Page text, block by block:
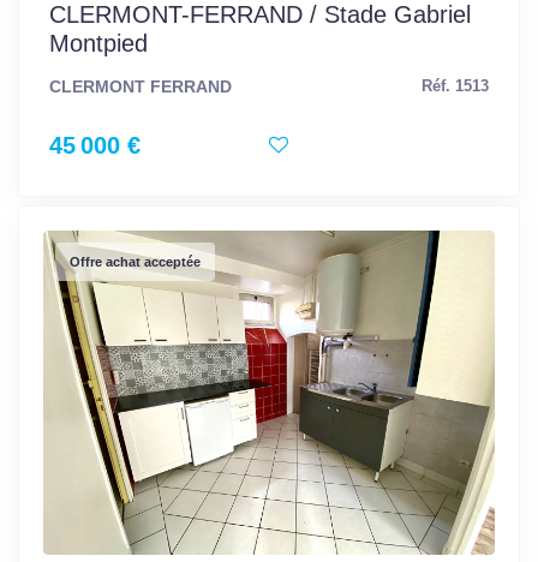
CLERMONT-FERRAND / Stade Gabriel
Montpied
CLERMONT FERRAND Réf. 1513
45 000 €
Offre achat acceptée